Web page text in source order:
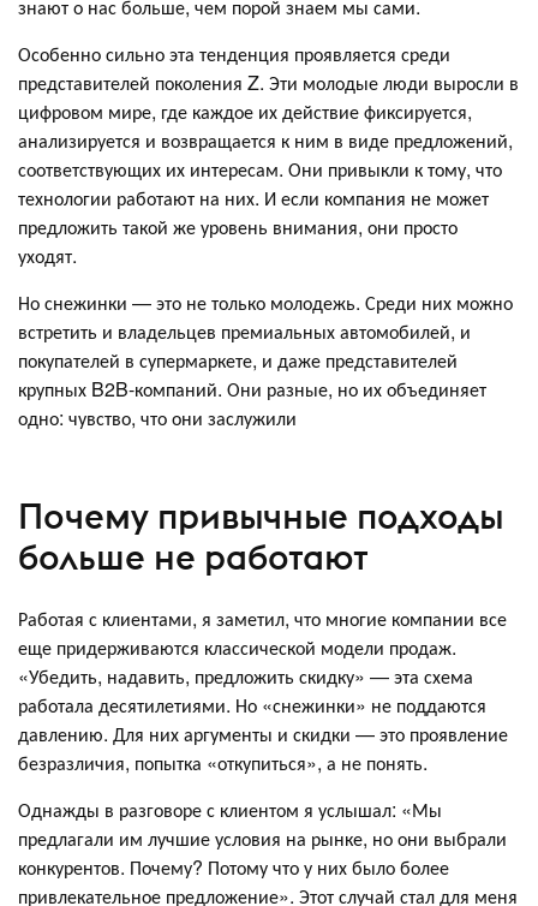
знают о нас больше, чем порой знаем мы сами.
Особенно сильно эта тенденция проявляется среди
представителей поколения Z. Эти молодые люди выросли в
цифровом мире, где каждое их действие фиксируется,
анализируется и возвращается к ним в виде предложений,
соответствующих их интересам. Они привыкли к тому, что
технологии работают на них. И если компания не может
предложить такой же уровень внимания, они просто
уходят.
Но снежинки — это не только молодежь. Среди них можно
встретить и владельцев премиальных автомобилей, и
покупателей в супермаркете, и даже представителей
крупных B2B-компаний. Они разные, но их объединяет
одно: чувство, что они заслужили
Почему привычные подходы
больше не работают
Работая с клиентами, я заметил, что многие компании все
еще придерживаются классической модели продаж.
«Убедить, надавить, предложить скидку» — эта схема
работала десятилетиями. Но «снежинки» не поддаются
давлению. Для них аргументы и скидки — это проявление
безразличия, попытка «откупиться», а не понять.
Однажды в разговоре с клиентом я услышал: «Мы
предлагали им лучшие условия на рынке, но они выбрали
конкурентов. Почему? Потому что у них было более
привлекательное предложение». Этот случай стал для меня